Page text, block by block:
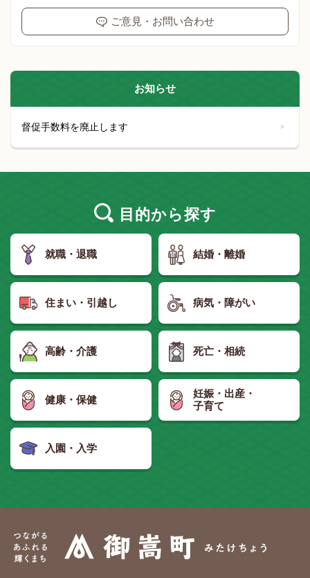
ご意見・お問い合わせ
お知らせ
督促手数料を廃止します
目的から探す
就職・退職 結婚・離婚
住まい・引越し 病気・障がい
高齢・介護 死亡・相続
健康・保健
妊娠・出産・
子育て
入園・入学